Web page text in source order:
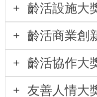
齡活設施大
齡活商業創
齡活協作大
友善人情大